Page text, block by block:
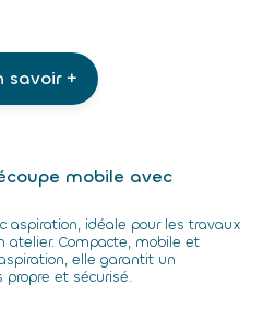
savoir +
mobile avec
aspiration, idéale pour les travaux
atelier. Compacte, mobile et
elle garantit un
et sécurisé.